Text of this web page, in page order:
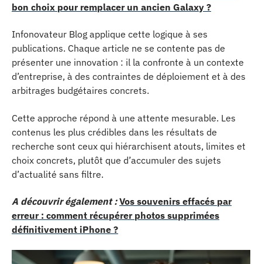
bon choix pour remplacer un ancien Galaxy ?
Infonovateur Blog applique cette logique à ses
publications. Chaque article ne se contente pas de
présenter une innovation : il la confronte à un contexte
d’entreprise, à des contraintes de déploiement et à des
arbitrages budgétaires concrets.
Cette approche répond à une attente mesurable. Les
contenus les plus crédibles dans les résultats de
recherche sont ceux qui hiérarchisent atouts, limites et
choix concrets, plutôt que d’accumuler des sujets
d’actualité sans filtre.
A découvrir également : Vos souvenirs effacés par
erreur : comment récupérer photos supprimées
définitivement iPhone ?